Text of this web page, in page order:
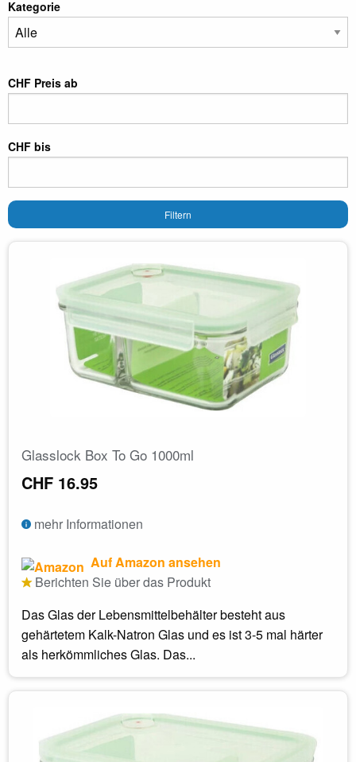
Kategorie
CHF Preis ab
CHF bis
Filtern
Glasslock Box To Go 1000ml
CHF 16.95
mehr Informationen
Auf Amazon ansehen
Berichten Sie über das Produkt
Das Glas der Lebensmittelbehälter besteht aus
gehärtetem Kalk-Natron Glas und es ist 3-5 mal härter
als herkömmliches Glas. Das...